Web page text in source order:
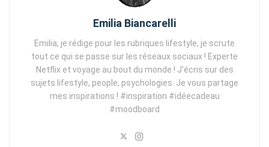
Emilia Biancarelli
Emilia, je rédige pour les rubriques lifestyle, je scrute
tout ce qui se passe sur les réseaux sociaux ! Experte
Netflix et voyage au bout du monde ! J'écris sur des
sujets lifestyle, people, psychologies. Je vous partage
mes inspirations ! #inspiration #idéecadeau
#moodboard